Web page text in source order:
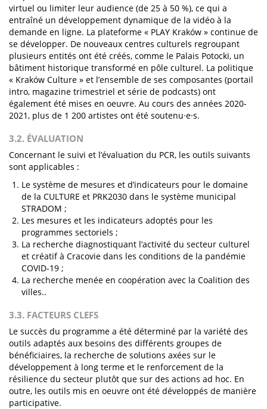
virtuel ou limiter leur audience (de 25 à 50 %), ce qui a
entraîné un développement dynamique de la vidéo à la
demande en ligne. La plateforme « PLAY Kraków » continue de
se développer. De nouveaux centres culturels regroupant
plusieurs entités ont été créés, comme le Palais Potocki, un
bâtiment historique transformé en pôle culturel. La politique
« Kraków Culture » et l’ensemble de ses composantes (portail
intro, magazine trimestriel et série de podcasts) ont
également été mises en oeuvre. Au cours des années 2020-
2021, plus de 1 200 artistes ont été soutenu·e·s.
3.2. ÉVALUATION
Concernant le suivi et l’évaluation du PCR, les outils suivants
sont applicables :
Le système de mesures et d’indicateurs pour le domaine
de la CULTURE et PRK2030 dans le système municipal
STRADOM ;
Les mesures et les indicateurs adoptés pour les
programmes sectoriels ;
La recherche diagnostiquant l’activité du secteur culturel
et créatif à Cracovie dans les conditions de la pandémie
COVID-19 ;
La recherche menée en coopération avec la Coalition des
villes..
3.3. FACTEURS CLEFS
Le succès du programme a été déterminé par la variété des
outils adaptés aux besoins des différents groupes de
bénéficiaires, la recherche de solutions axées sur le
développement à long terme et le renforcement de la
résilience du secteur plutôt que sur des actions ad hoc. En
outre, les outils mis en oeuvre ont été développés de manière
participative.